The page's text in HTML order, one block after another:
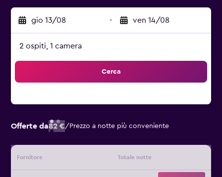
gio 13/08 - ven 14/08
2 ospiti, 1 camera
Cerca
Offerte da82 €/ Prezzo a notte più conveniente
Fornitore Totale notte